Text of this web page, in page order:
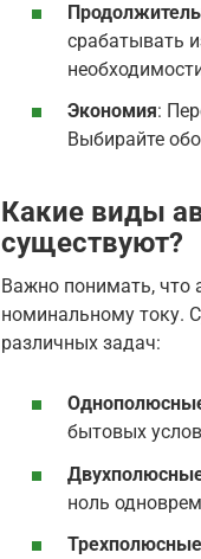
срабатывать
Экономия:
Выбирайте
Какие виды
существуют?
Важно понимать, что
номинальному току.
различных задач:
бытовых
ноль